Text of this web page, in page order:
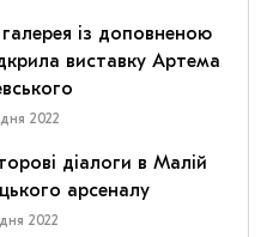
із доповненою
виставку Артема
2022
діалоги в Малій
арсеналу
2022